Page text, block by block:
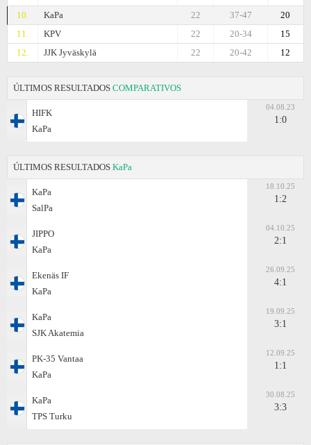
10.
KaPa 20
37-47
22
11.
KPV 15
20-34
22
12.
JJK Jyväskylä 12
20-42
22
ÚLTIMOS RESULTADOS COMPARATIVOS
HIFK
KaPa
04.08.23
1:0
ÚLTIMOS RESULTADOS KaPa
KaPa
SalPa
18.10.25
1:2
JIPPO
KaPa
04.10.25
2:1
Ekenäs IF
KaPa
26.09.25
4:1
KaPa
SJK Akatemia
19.09.25
3:1
PK-35 Vantaa
KaPa
12.09.25
1:1
KaPa
TPS Turku
30.08.25
3:3